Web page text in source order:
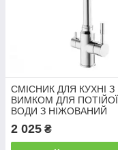
СМІСНИК ДЛЯ КУХНІ З
ВИМКОМ ДЛЯ ПОТІЙОЇ
ВОДИ З НІЖОВАНИЙ
SUS304
2 025 ₴